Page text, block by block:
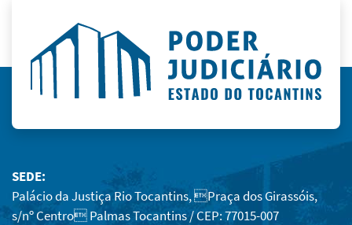
SEDE:
Palácio da Justiça Rio Tocantins, Praça dos Girassóis,
s/nº Centro Palmas Tocantins / CEP: 77015-007